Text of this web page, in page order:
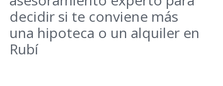
decidir si te conviene más
una hipoteca o un alquiler en
Rubí